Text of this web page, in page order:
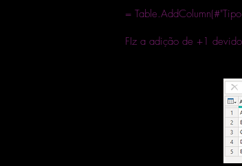
=
FIz a adição de +1